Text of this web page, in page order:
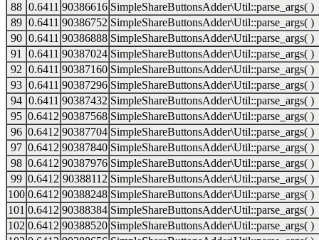
88 0.6411 90386616 SimpleShareButtonsAdder\Util::parse_args( )
89 0.6411 90386752 SimpleShareButtonsAdder\Util::parse_args( )
90 0.6411 90386888 SimpleShareButtonsAdder\Util::parse_args( )
91
0.6411 90387024 SimpleShareButtonsAdder\Util::parse_args( )
92 0.6411 90387160 SimpleShareButtonsAdder\Util::parse_args( )
93 0.6411 90387296 SimpleShareButtonsAdder\Util::parse_args( )
94 0.6411 90387432 SimpleShareButtonsAdder\Util::parse_args( )
95 0.6412 90387568 SimpleShareButtonsAdder\Util::parse_args( )
96 0.6412 90387704 SimpleShareButtonsAdder\Util::parse_args( )
97 0.6412 90387840 SimpleShareButtonsAdder\Util::parse_args( )
98 0.6412 90387976 SimpleShareButtonsAdder\Util::parse_args( )
99 0.6412 90388112 SimpleShareButtonsAdder\Util::parse_args( )
100 0.6412 90388248 SimpleShareButtonsAdder\Util::parse_args( )
101 0.6412 90388384 SimpleShareButtonsAdder\Util::parse_args( )
102 0.6412 90388520 SimpleShareButtonsAdder\Util::parse_args( )